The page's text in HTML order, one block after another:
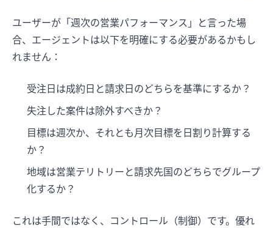
ユーザーが「週次の営業パフォーマンス」と言った場
合、エージェントは以下を明確にする必要があるかもし
れません：
受注日は成約日と請求日のどちらを基準にするか？
失注した案件は除外すべきか？
目標は週次か、それとも月次目標を日割り計算する
か？
地域は営業テリトリーと請求先国のどちらでグループ
化するか？
これは手間ではなく、コントロール（制御）です。優れ